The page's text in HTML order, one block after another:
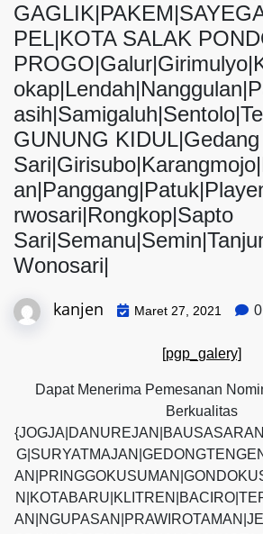
PEL|KOTA SALAK
GUNUNG KIDUL|Gedang
rwosari|Rongkop|Sapto
Wonosari|
kanjen Maret 27, 2021 0
[pgp_galery]
Dapat Menerima Pemesanan
Berkualitas